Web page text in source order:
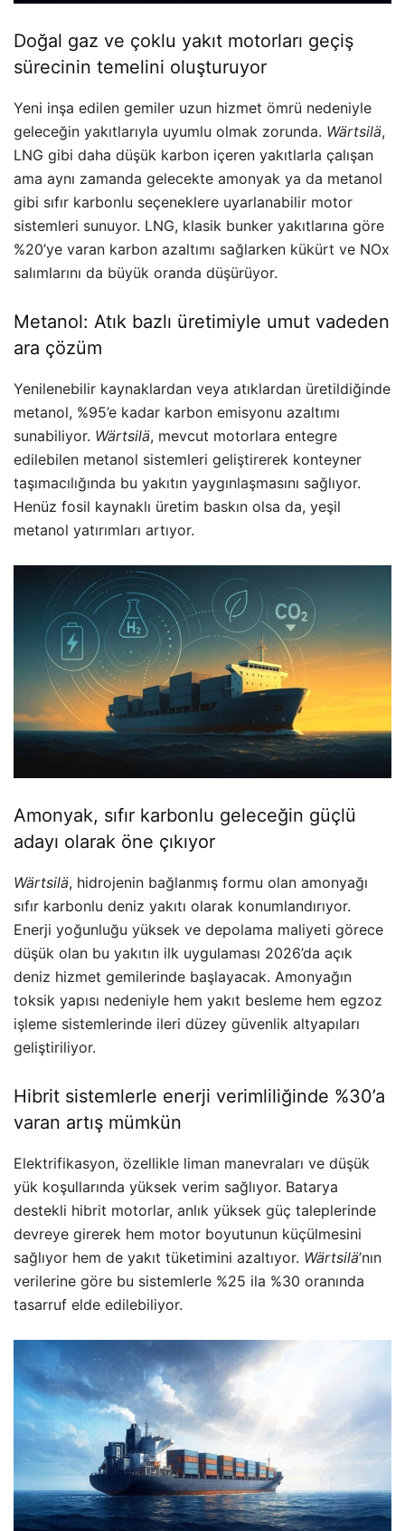
Doğal gaz ve çoklu yakıt motorları geçiş
sürecinin temelini oluşturuyor
Yeni inşa edilen gemiler uzun hizmet ömrü nedeniyle
geleceğin yakıtlarıyla uyumlu olmak zorunda. Wärtsilä,
LNG gibi daha düşük karbon içeren yakıtlarla çalışan
ama aynı zamanda gelecekte amonyak ya da metanol
gibi sıfır karbonlu seçeneklere uyarlanabilir motor
sistemleri sunuyor. LNG, klasik bunker yakıtlarına göre
%20’ye varan karbon azaltımı sağlarken kükürt ve NOx
salımlarını da büyük oranda düşürüyor.
Metanol: Atık bazlı üretimiyle umut vadeden
ara çözüm
Yenilenebilir kaynaklardan veya atıklardan üretildiğinde
metanol, %95’e kadar karbon emisyonu azaltımı
sunabiliyor. Wärtsilä, mevcut motorlara entegre
edilebilen metanol sistemleri geliştirerek konteyner
taşımacılığında bu yakıtın yaygınlaşmasını sağlıyor.
Henüz fosil kaynaklı üretim baskın olsa da, yeşil
metanol yatırımları artıyor.
Amonyak, sıfır karbonlu geleceğin güçlü
adayı olarak öne çıkıyor
Wärtsilä, hidrojenin bağlanmış formu olan amonyağı
sıfır karbonlu deniz yakıtı olarak konumlandırıyor.
Enerji yoğunluğu yüksek ve depolama maliyeti görece
düşük olan bu yakıtın ilk uygulaması 2026’da açık
deniz hizmet gemilerinde başlayacak. Amonyağın
toksik yapısı nedeniyle hem yakıt besleme hem egzoz
işleme sistemlerinde ileri düzey güvenlik altyapıları
geliştiriliyor.
Hibrit sistemlerle enerji verimliliğinde %30’a
varan artış mümkün
Elektrifikasyon, özellikle liman manevraları ve düşük
yük koşullarında yüksek verim sağlıyor. Batarya
destekli hibrit motorlar, anlık yüksek güç taleplerinde
devreye girerek hem motor boyutunun küçülmesini
sağlıyor hem de yakıt tüketimini azaltıyor. Wärtsilä’nın
verilerine göre bu sistemlerle %25 ila %30 oranında
tasarruf elde edilebiliyor.